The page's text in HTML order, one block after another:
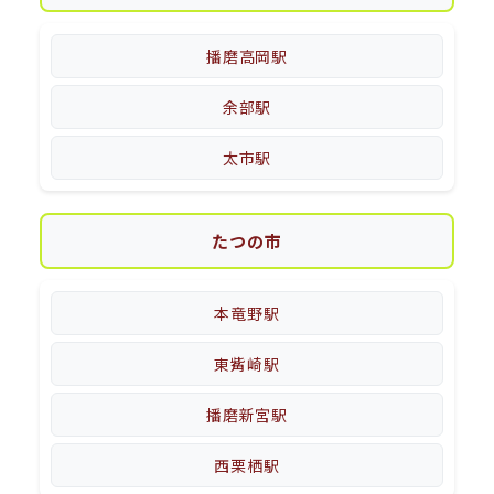
播磨高岡駅
余部駅
太市駅
たつの市
本竜野駅
東觜崎駅
播磨新宮駅
西栗栖駅